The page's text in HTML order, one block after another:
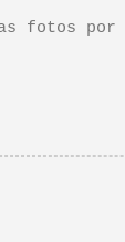
unos
En
Versión
PINCHA
fotos por